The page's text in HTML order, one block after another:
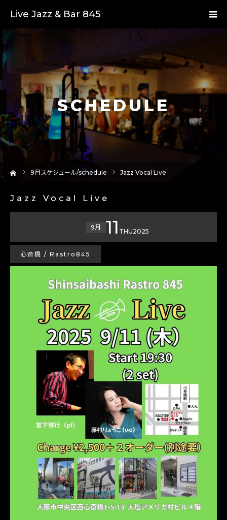
Live Jazz & Bar 845
SCHEDULE
9月スケジュール/schedule Jazz Vocal Live
Jazz Vocal Live
9月 11 THU2025
心斎橋 / Rastro845